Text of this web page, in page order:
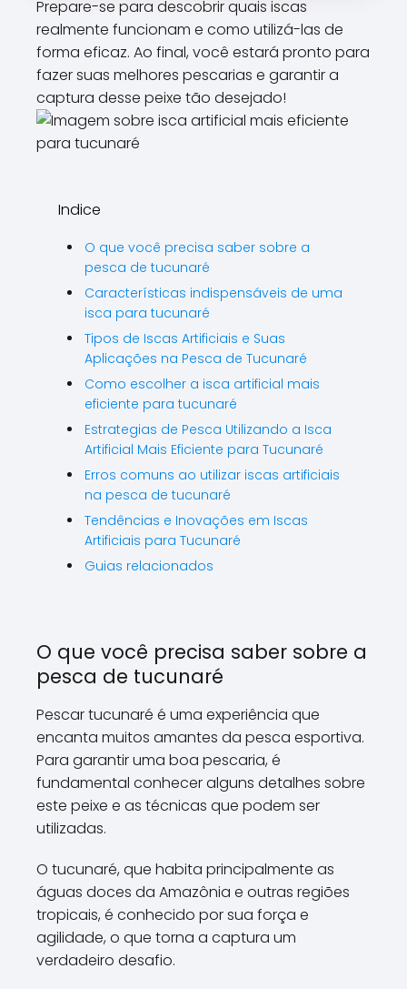
\\\\\\\\".
Prepare-se para descobrir quais iscas
realmente funcionam e como utilizá-las de
forma eficaz. Ao final, você estará pronto para
fazer suas melhores pescarias e garantir a
captura desse peixe tão desejado!
Indice
O que você precisa saber sobre a
pesca de tucunaré
Características indispensáveis de uma
isca para tucunaré
Tipos de Iscas Artificiais e Suas
Aplicações na Pesca de Tucunaré
Como escolher a isca artificial mais
eficiente para tucunaré
Estrategias de Pesca Utilizando a Isca
Artificial Mais Eficiente para Tucunaré
Erros comuns ao utilizar iscas artificiais
na pesca de tucunaré
Tendências e Inovações em Iscas
Artificiais para Tucunaré
Guias relacionados
O que você precisa saber sobre a
pesca de tucunaré
Pescar tucunaré é uma experiência que
encanta muitos amantes da pesca esportiva.
Para garantir uma boa pescaria, é
fundamental conhecer alguns detalhes sobre
este peixe e as técnicas que podem ser
utilizadas.
O tucunaré, que habita principalmente as
águas doces da Amazônia e outras regiões
tropicais, é conhecido por sua força e
agilidade, o que torna a captura um
verdadeiro desafio.